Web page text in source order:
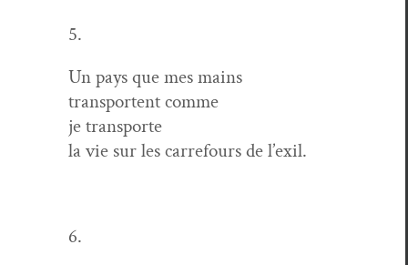
5.
Un pays que mes mains
trans­portent comme
je transporte
la vie sur les car­refours de l’exil.
6.